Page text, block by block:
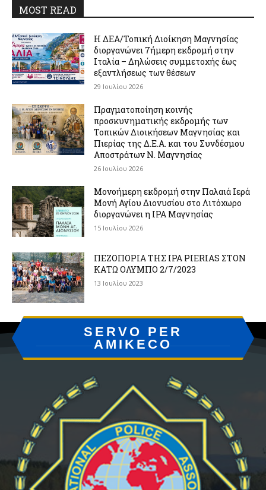
MOST READ
Η ΔΕΑ/Τοπική Διοίκηση Μαγνησίας
διοργανώνει 7ήμερη εκδρομή στην
Ιταλία – Δηλώσεις συμμετοχής έως
εξαντλήσεως των θέσεων
29 Ιουλίου 2026
Πραγματοποίηση κοινής
προσκυνηματικής εκδρομής των
Τοπικών Διοικήσεων Μαγνησίας και
Πιερίας της Δ.Ε.Α. και του Συνδέσμου
Αποστράτων Ν. Μαγνησίας
26 Ιουλίου 2026
Μονοήμερη εκδρομή στην Παλαιά Ιερά
Μονή Αγίου Διονυσίου στο Λιτόχωρο
διοργανώνει η IPA Μαγνησίας
15 Ιουλίου 2026
ΠΕΖΟΠΟΡΙΑ ΤΗΣ IPA PIERIAS ΣΤΟΝ
ΚΑΤΩ ΟΛΥΜΠΟ 2/7/2023
13 Ιουλίου 2023
SERVO PER
AMIKECO